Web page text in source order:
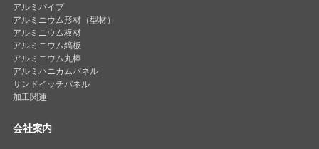
アルミパイプ
アルミニウム形材（型材）
アルミニウム板材
アルミニウム縞板
アルミニウム丸棒
アルミハニカムパネル
サンドイッチパネル
加工関連
会社案内